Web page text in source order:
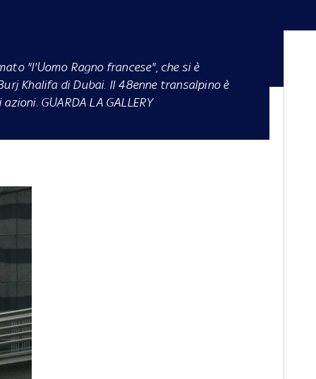
"l'Uomo Ragno francese", che si è
Khalifa di Dubai. Il 48enne transalpino è
GUARDA LA GALLERY